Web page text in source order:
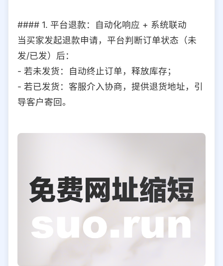
#### 1. 平台退款：自动化响应 + 系统联动
当买家发起退款申请，平台判断订单状态（未
发/已发）后：
- 若未发货：自动终止订单，释放库存；
- 若已发货：客服介入协商，提供退货地址，引
导客户寄回。